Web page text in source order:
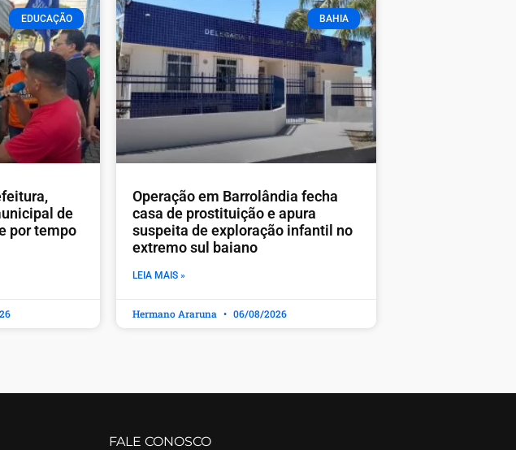
EDUCAÇÃO
de
por tempo
BAHIA
Operação em Barrolândia fecha
casa de prostituição e apura
suspeita de exploração infantil no
extremo sul baiano
LEIA MAIS »
Hermano Araruna 06/08/2026
FALE CONOSCO